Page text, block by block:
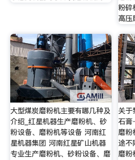
粉碎
高
大型煤炭磨粉机主要有哪几种及
介绍_红星机器生产磨粉机、砂
粉设备、磨粉机等设备 河南红
星机器集团 河南红星矿山机器
专业生产磨粉机、砂粉设备、磨
关于
石膏
磨粉
途不
磨粉